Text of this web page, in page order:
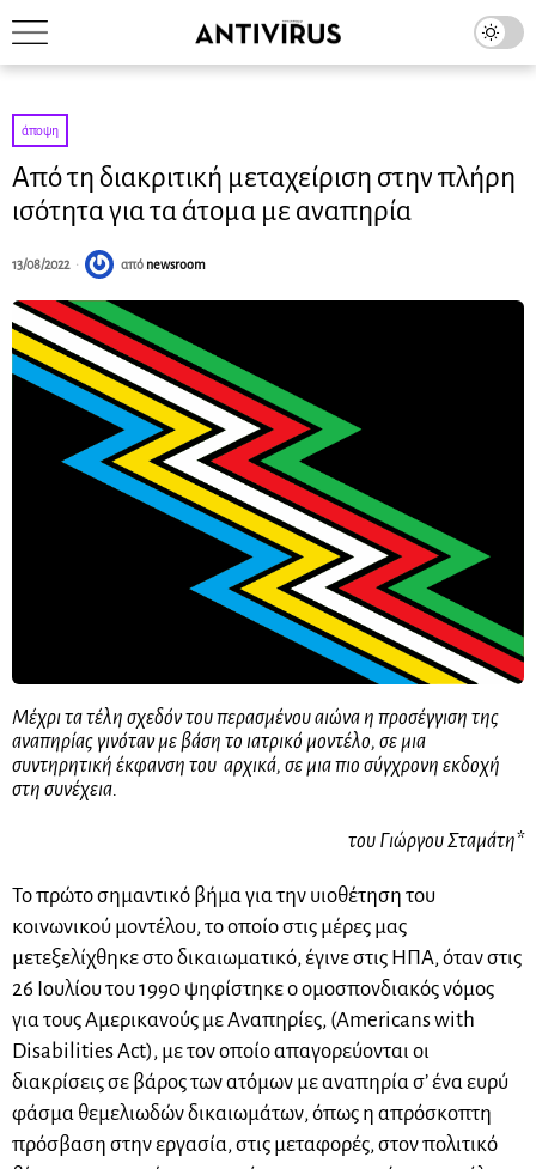
άποψη
Από τη διακριτική μεταχείριση στην πλήρη
ισότητα για τα άτομα με αναπηρία
13/08/2022 από newsroom
Μέχρι τα τέλη σχεδόν του περασμένου αιώνα η προσέγγιση της
αναπηρίας γινόταν με βάση το ιατρικό μοντέλο, σε μια
συντηρητική έκφανση του αρχικά, σε μια πιο σύγχρονη εκδοχή
στη συνέχεια.
του Γιώργου Σταμάτη*
Το πρώτο σημαντικό βήμα για την υιοθέτηση του
κοινωνικού μοντέλου, το οποίο στις μέρες μας
μετεξελίχθηκε στο δικαιωματικό, έγινε στις ΗΠΑ, όταν στις
26 Ιουλίου του 1990 ψηφίστηκε ο ομοσπονδιακός νόμος
για τους Αμερικανούς με Αναπηρίες, (Americans with
Disabilities Act), με τον οποίο απαγορεύονται οι
διακρίσεις σε βάρος των ατόμων με αναπηρία σ’ ένα ευρύ
φάσμα θεμελιωδών δικαιωμάτων, όπως η απρόσκοπτη
πρόσβαση στην εργασία, στις μεταφορές, στον πολιτικό